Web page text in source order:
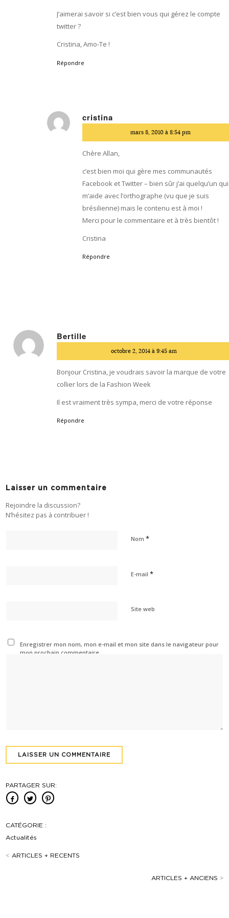
J’aimerai savoir si c’est bien vous qui gérez le compte
twitter ?
Cristina, Amo-Te !
Répondre
cristina
mars 8, 2010 à 8:54 pm
Chère Allan,
c’est bien moi qui gère mes communautés
Facebook et Twitter – bien sûr j’ai quelqu’un qui
m’aide avec l’orthographe (vu que je suis
brésilienne) mais le contenu est à moi !
Merci pour le commentaire et à très bientôt !
Cristina
Répondre
Bertille
:
octobre 2, 2014 à 9:45 am
Bonjour Cristina, je voudrais savoir la marque de votre
collier lors de la Fashion Week
Il est vraiment très sympa, merci de votre réponse
Répondre
Laisser un commentaire
Rejoindre la discussion?
N’hésitez pas à contribuer !
Nom*
E-mail*
Site web
Enregistrer mon nom, mon e-mail et mon site dans le navigateur pour
mon prochain commentaire.
PARTAGER SUR:
CATÉGORIE :
Actualités
< ARTICLES + RECENTS
ARTICLES + ANCIENS >